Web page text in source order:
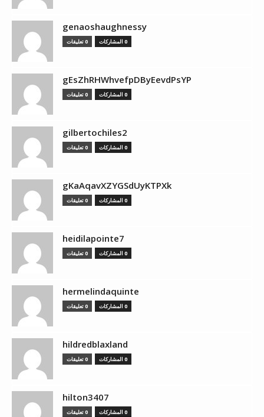
genaoshaughnessy
0 المشاركات 0 تعليقات
gEsZhRHWhvefpDByEevdPsYP
0 المشاركات 0 تعليقات
gilbertochiles2
0 المشاركات 0 تعليقات
gKaAqavXZYGSdUyKTPXk
0 المشاركات 0 تعليقات
heidilapointe7
0 المشاركات 0 تعليقات
hermelindaquinte
0 المشاركات 0 تعليقات
hildredblaxland
0 المشاركات 0 تعليقات
hilton3407
0 المشاركات 0 تعليقات